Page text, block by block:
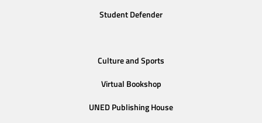
Student Defender
Culture and Sports
Virtual Bookshop
UNED Publishing House